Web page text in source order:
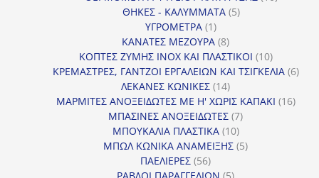
ΘΗΚΕΣ - ΚΑΛΥΜΜΑΤΑ 55
ΥΓΡΟΜΕΤΡΑ 11
προϊόν
ΚΑΝΑΤΕΣ ΜΕΖΟΥΡΑ 88
προϊόντα
ΚΟΠΤΕΣ ΖΥΜΗΣ INOX ΚΑΙ ΠΛΑΣΤΙΚΟΙ 1010
προϊόντα
ΚΡΕΜΑΣΤΡΕΣ, ΓΑΝΤΖΟΙ ΕΡΓΑΛΕΙΩΝ ΚΑΙ ΤΣΙΓΚΕΛΙΑ 66
ΛΕΚΑΝΕΣ ΚΩΝΙΚΕΣ 1414
προϊόντα
ΜΑΡΜΙΤΕΣ ΑΝΟΞΕΙΔΩΤΕΣ ΜΕ Η' ΧΩΡΙΣ ΚΑΠΑΚΙ 1616
ΜΠΑΣΙΝΕΣ ΑΝΟΞΕΙΔΩΤΕΣ 77
ΜΠΟΥΚΑΛΙΑ ΠΛΑΣΤΙΚΑ 1010
προϊόντα
ΜΠΩΛ ΚΩΝΙΚΑ ΑΝΑΜΕΙΞΗΣ 55
ΠΑΕΛΙΕΡΕΣ 5656
προϊόντα
ΡΑΒΔΟΙ ΠΑΡΑΓΓΕΛΙΩΝ 55